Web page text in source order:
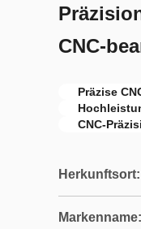
CNC-
Präzise
CNC-
Herkunftsort:
Markenname: